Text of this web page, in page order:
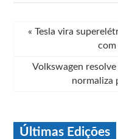
« Tesla vira
com
Volkswagen
normaliza
Últimas Edições